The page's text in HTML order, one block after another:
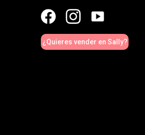
¿Quieres vender en Sally?